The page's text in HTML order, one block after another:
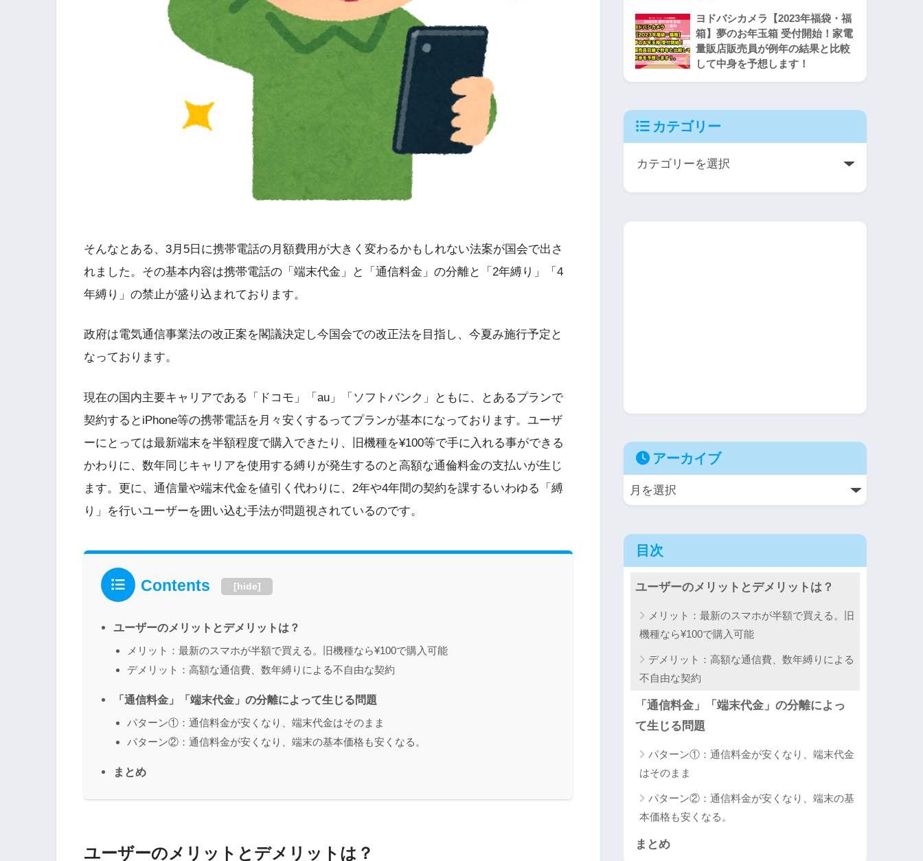
そんなとある、3月5日に携帯電話の月額費用が大きく変わるかもしれない法案が国会で出さ
れました。その基本内容は携帯電話の「端末代金」と「通信料金」の分離と「2年縛り」「4
年縛り」の禁止が盛り込まれております。
政府は電気通信事業法の改正案を閣議決定し今国会での改正法を目指し、今夏み施行予定と
なっております。
現在の国内主要キャリアである「ドコモ」「au」「ソフトバンク」ともに、とあるプランで
契約するとiPhone等の携帯電話を月々安くするってプランが基本になっております。ユーザ
ーにとっては最新端末を半額程度で購入できたり、旧機種を¥100等で手に入れる事ができる
かわりに、数年同じキャリアを使用する縛りが発生するのと高額な通倫料金の支払いが生じ
ます。更に、通信量や端末代金を値引く代わりに、2年や4年間の契約を課するいわゆる「縛
り」を行いユーザーを囲い込む手法が問題視されているのです。
Contents [hide]
ユーザーのメリットとデメリットは？
メリット：最新のスマホが半額で買える。旧機種なら¥100で購入可能
デメリット：高額な通信費、数年縛りによる不自由な契約
「通信料金」「端末代金」の分離によって生じる問題
パターン①：通信料金が安くなり、端末代金はそのまま
パターン②：通信料金が安くなり、端末の基本価格も安くなる。
まとめ
ユーザーのメリットとデメリットは？
ヨドバシカメラ【2023年福袋・福
箱】夢のお年玉箱 受付開始！家電
量販店販売員が例年の結果と比較
して中身を予想します！
カテゴリー
アーカイブ
目次
ユーザーのメリットとデメリットは？
メリット：最新のスマホが半額で買える。旧
機種なら¥100で購入可能
デメリット：高額な通信費、数年縛りによる
不自由な契約
「通信料金」「端末代金」の分離によっ
て生じる問題
パターン①：通信料金が安くなり、端末代金
はそのまま
パターン②：通信料金が安くなり、端末の基
本価格も安くなる。
まとめ